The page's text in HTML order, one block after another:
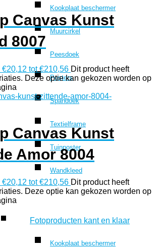
Kookplaat beschermer
Muurcirkel
Peesdoek
Posters
Spandoek
Textielframe
Tuinposter
Wandkleed
Fotoproducten kant en klaar
Kookplaat beschermer
Canvas Kunst
8007
tot €210,56 Dit product heeft
Deze optie kan gekozen worden op
Canvas Kunst
Amor 8004
tot €210,56 Dit product heeft
Deze optie kan gekozen worden op